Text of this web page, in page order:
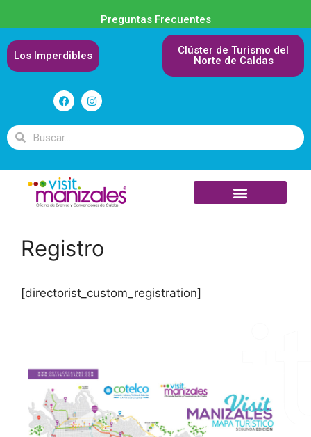
Preguntas Frecuentes
Los Imperdibles
Clúster de Turismo del
Norte de Caldas
Registro
[directorist_custom_registration]